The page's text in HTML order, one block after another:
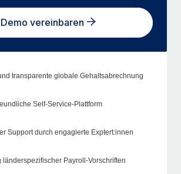
Demo vereinbaren
transparente globale Gehaltsabrechnung
Self-Service-Plattform
Support durch engagierte Exptert:innen
länderspezifischer Payroll-Vorschriften